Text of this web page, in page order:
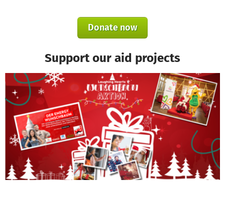
Donate now
Support our aid projects